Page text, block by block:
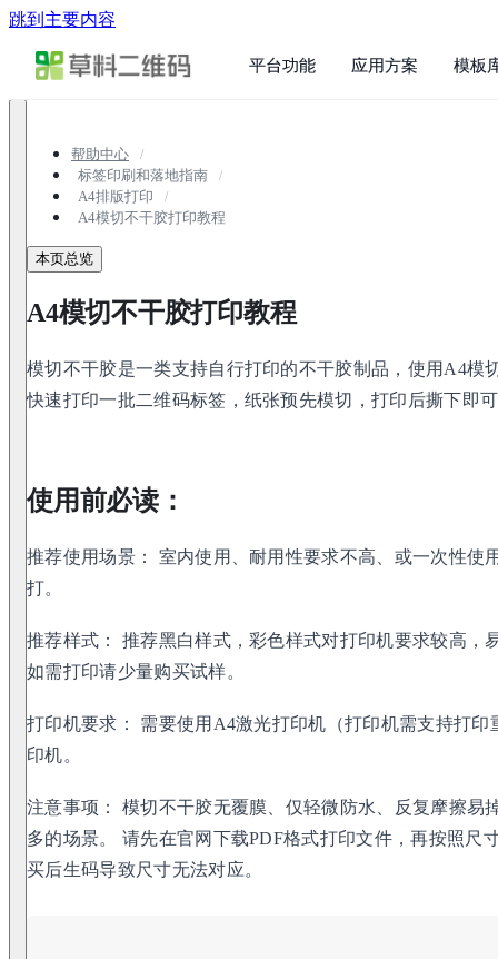
跳到主要内容
平台功能 应用方案 模板
帮助中心
标签印刷和落地指南
A4排版打印
A4模切不干胶打印教程
本页总览
A4模切不干胶打印教程
模切不干胶是一类支持自行打印的不干胶制品，使用A4模
快速打印一批二维码标签，纸张预先模切，打印后撕下即
使用前必读：
推荐使用场景： 室内使用、耐用性要求不高、或一次性使
打。
推荐样式： 推荐黑白样式，彩色样式对打印机要求较高，
如需打印请少量购买试样。
打印机要求： 需要使用A4激光打印机（打印机需支持打
印机。
注意事项： 模切不干胶无覆膜、仅轻微防水、反复摩擦易
多的场景。 请先在官网下载PDF格式打印文件，再按照尺
买后生码导致尺寸无法对应。